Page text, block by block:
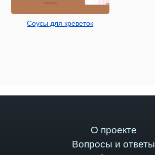
Соусы для креветок
О проекте
Вопросы и ответы